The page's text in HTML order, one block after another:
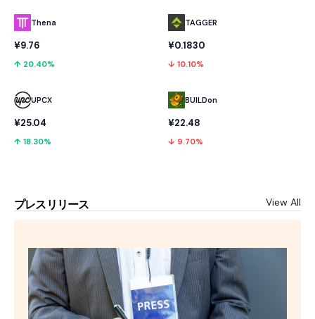
Thena
¥9.76
↑ 20.40%
UPCX
¥25.04
↑ 18.30%
TAGGER
¥0.1830
↓ 10.10%
BUILDon
¥22.48
↓ 9.70%
プレスリリース View All